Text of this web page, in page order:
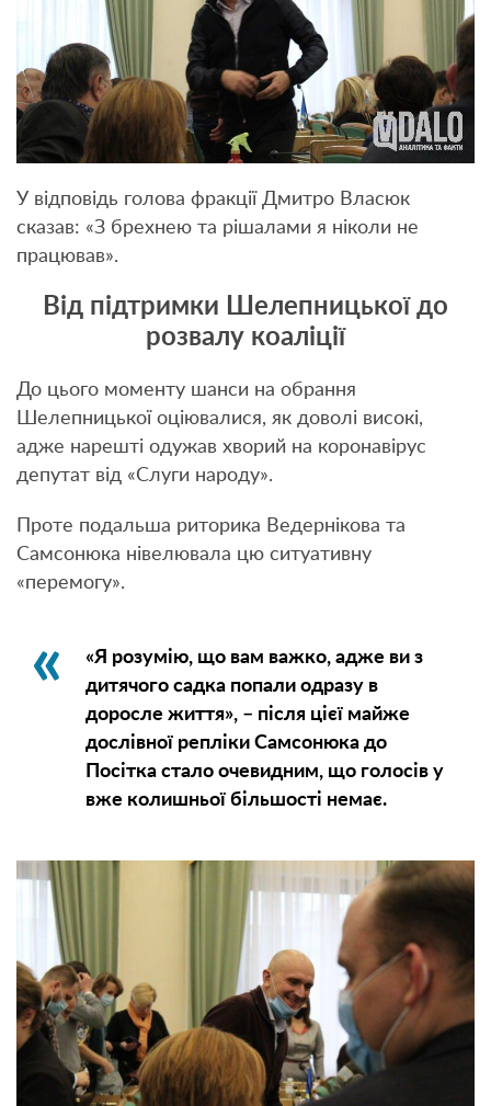
У відповідь голова фракції Дмитро Власюк
сказав: «З брехнею та рішалами я ніколи не
працював».
Від підтримки Шелепницької до
розвалу коаліції
До цього моменту шанси на обрання
Шелепницької оціювалися, як доволі високі,
адже нарешті одужав хворий на коронавірус
депутат від «Слуги народу».
Проте подальша риторика Ведернікова та
Самсонюка нівелювала цю ситуативну
«перемогу».
«Я розумію, що вам важко, адже ви з
дитячого садка попали одразу в
доросле життя», – після цієї майже
дослівної репліки Самсонюка до
Посітка стало очевидним, що голосів у
вже колишньої більшості немає.